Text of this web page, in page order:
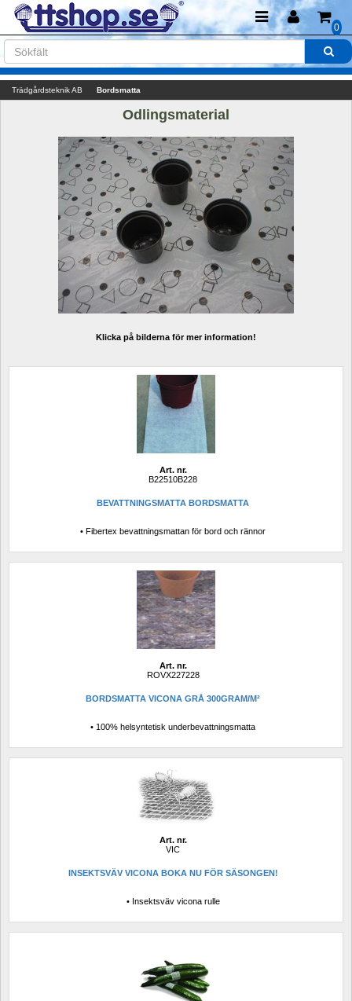
0
Trädgårdsteknik AB Bordsmatta
Odlingsmaterial
Klicka på bilderna för mer information!
Art. nr.
B22510B228
BEVATTNINGSMATTA BORDSMATTA
• Fibertex bevattningsmattan för bord och rännor
Art. nr.
ROVX227228
BORDSMATTA VICONA GRÅ 300GRAM/M²
• 100% helsyntetisk underbevattningsmatta
Art. nr.
VIC
INSEKTSVÄV VICONA BOKA NU FÖR SÄSONGEN!
• Insektsväv vicona rulle